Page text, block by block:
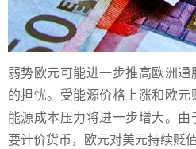
弱势欧元可能进一步推高欧洲
的担忧。受能源价格上涨和欧
能源成本压力将进一步增大。
要计价货币，欧元对美元持续贬